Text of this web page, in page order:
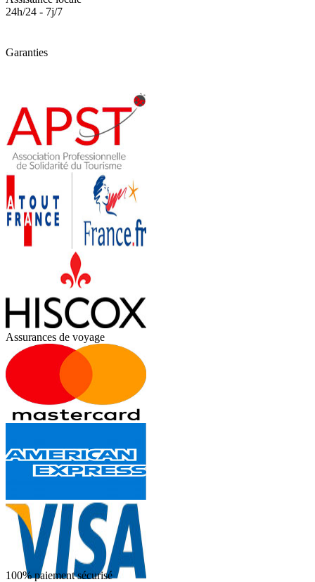
24h/24 - 7j/7
Garanties
Assurances de voyage
100% paiement sécurisé